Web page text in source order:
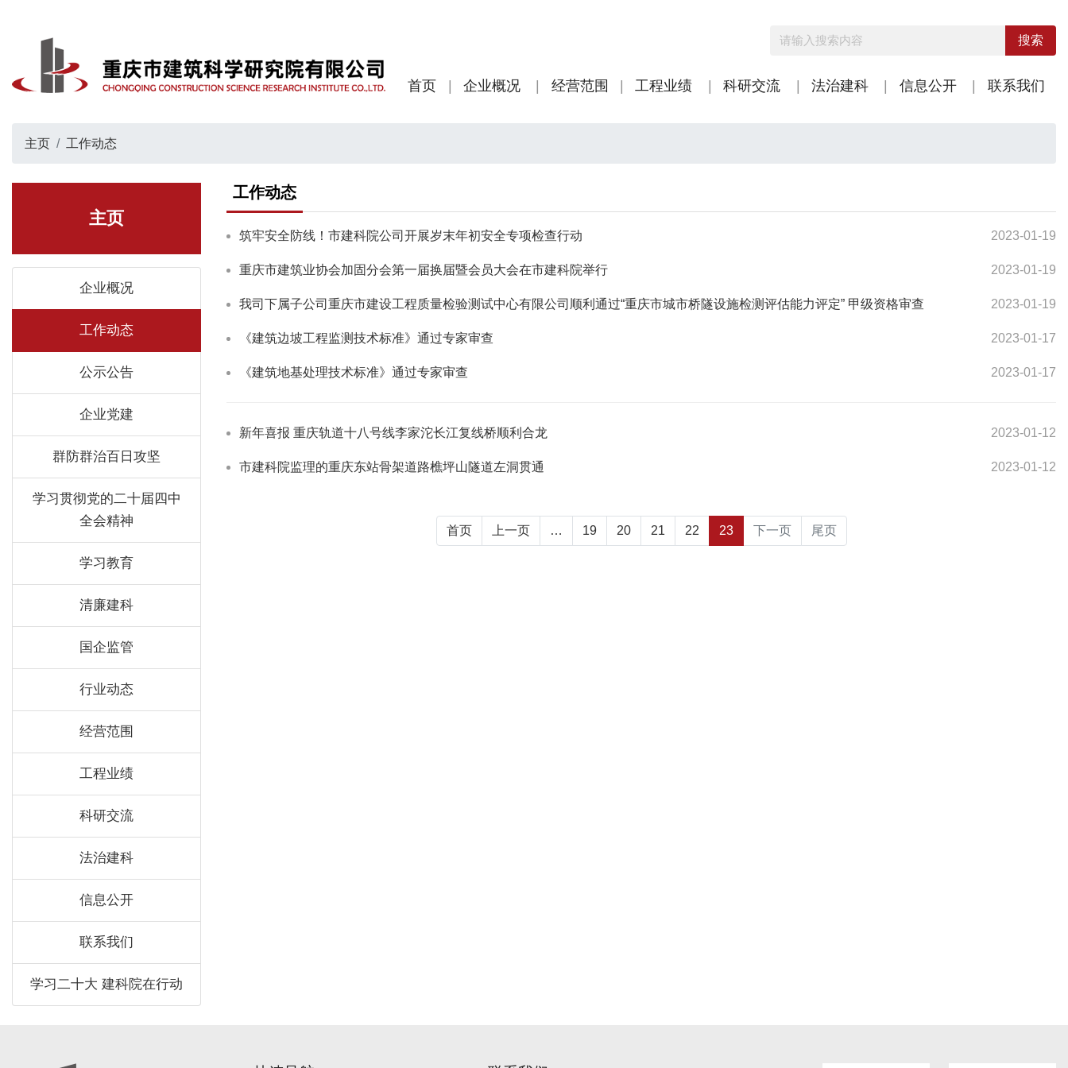
搜索
首页 企业概况 经营范围 工程业绩 科研交流 法治建科 信息公开 联系我们
主页 工作动态
主页
企业概况
工作动态
公示公告
企业党建
群防群治百日攻坚
学习贯彻党的二十届四中
全会精神
学习教育
清廉建科
国企监管
行业动态
经营范围
工程业绩
科研交流
法治建科
信息公开
联系我们
学习二十大 建科院在行动
工作动态
筑牢安全防线！市建科院公司开展岁末年初安全专项检查行动 2023-01-19
重庆市建筑业协会加固分会第一届换届暨会员大会在市建科院举行 2023-01-19
我司下属子公司重庆市建设工程质量检验测试中心有限公司顺利通过“重庆市城市桥隧设施检测评估能力评定” 甲级资格审查 2023-01-19
《建筑边坡工程监测技术标准》通过专家审查 2023-01-17
《建筑地基处理技术标准》通过专家审查 2023-01-17
新年喜报 重庆轨道十八号线李家沱长江复线桥顺利合龙 2023-01-12
市建科院监理的重庆东站骨架道路樵坪山隧道左洞贯通 2023-01-12
首页 上一页 … 19 20 21 22 23 下一页 尾页